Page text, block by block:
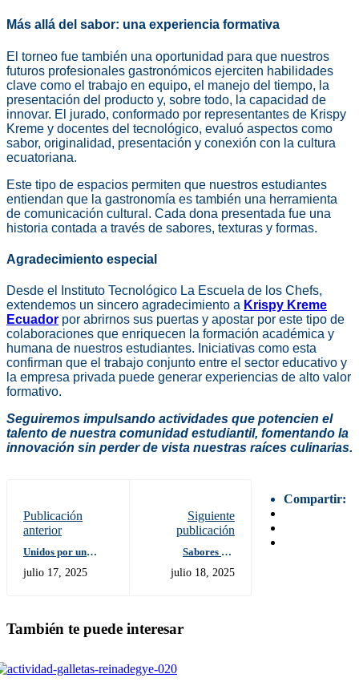
Más allá del sabor: una experiencia formativa
El torneo fue también una oportunidad para que nuestros
futuros profesionales gastronómicos ejerciten habilidades
clave como el trabajo en equipo, el manejo del tiempo, la
presentación del producto y, sobre todo, la capacidad de
innovar. El jurado, conformado por representantes de Krispy
Kreme y docentes del tecnológico, evaluó aspectos como
sabor, originalidad, presentación y conexión con la cultura
ecuatoriana.
Este tipo de espacios permiten que nuestros estudiantes
entiendan que la gastronomía es también una herramienta
de comunicación cultural. Cada dona presentada fue una
historia contada a través de sabores, texturas y formas.
Agradecimiento especial
Desde el Instituto Tecnológico La Escuela de los Chefs,
extendemos un sincero agradecimiento a Krispy Kreme
Ecuador por abrirnos sus puertas y apostar por este tipo de
colaboraciones que enriquecen la formación académica y
humana de nuestros estudiantes. Iniciativas como esta
confirman que el trabajo conjunto entre el sector educativo y
la empresa privada puede generar experiencias de alto valor
formativo.
Seguiremos impulsando actividades que potencien el
talento de nuestra comunidad estudiantil, fomentando la
innovación sin perder de vista nuestras raíces culinarias.
Compartir:
Publicación
anterior
Unidos por un
firma de convenio
julio 17, 2025
Siguiente
publicación
Sabores del
Siekopai: Cocina
julio 18, 2025
También te puede interesar